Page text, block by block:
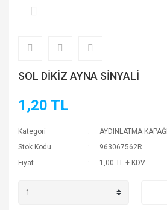
SOL DİKİZ AYNA SİNYALİ
1,20 TL
Kategori
AYDINLATMA KAPAĞI
Stok Kodu
963067562R
Fiyat
1,00 TL + KDV